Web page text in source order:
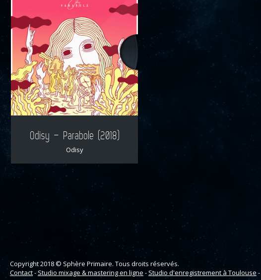
Odisy – Parabole (2018)
Odisy
Copyright 2018 © Sphère Primaire. Tous droits réservés.
Contact-Studio mixage & mastering en ligne - Studio d'enregistrement à Toulouse -